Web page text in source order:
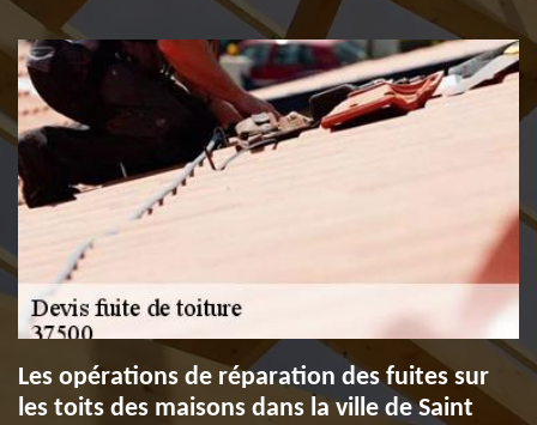
Les opérations de réparation des fuites sur
les toits des maisons dans la ville de Saint